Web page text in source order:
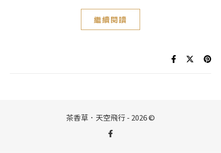
繼續閱讀
茶香草．天空飛行 - 2026 ©